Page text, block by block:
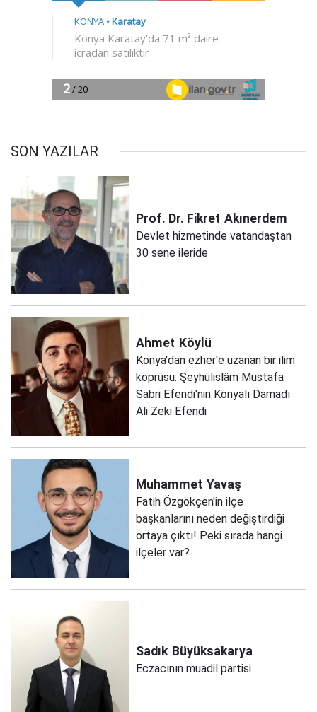
SON YAZILAR
Prof. Dr. Fikret Akınerdem
Devlet hizmetinde vatandaştan
30 sene ileride
Ahmet Köylü
Konya'dan ezher'e uzanan bir ilim
köprüsü: Şeyhülislâm Mustafa
Sabri Efendi'nin Konyalı Damadı
Ali Zeki Efendi
Muhammet Yavaş
Fatih Özgökçen'in ilçe
başkanlarını neden değiştirdiği
ortaya çıktı! Peki sırada hangi
ilçeler var?
Sadık Büyüksakarya
Eczacının muadil partisi